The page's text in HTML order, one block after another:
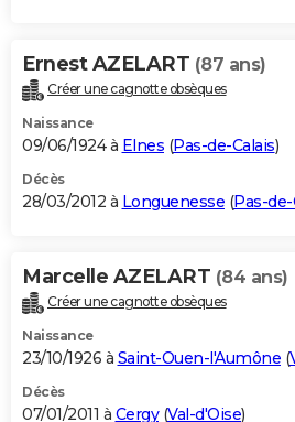
Ernest AZELART (87 ans)
Créer une cagnotte obsèques
Naissance
09/06/1924 à Elnes (Pas-de-Calais)
Décès
28/03/2012 à Longuenesse (Pas-de-
Marcelle AZELART (84 ans)
Créer une cagnotte obsèques
Naissance
23/10/1926 à Saint-Ouen-l'Aumône (
Décès
07/01/2011 à Cergy(Val-d'Oise)